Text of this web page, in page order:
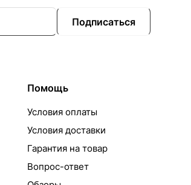
Подписаться
Помощь
Условия оплаты
Условия доставки
Гарантия на товар
Вопрос-ответ